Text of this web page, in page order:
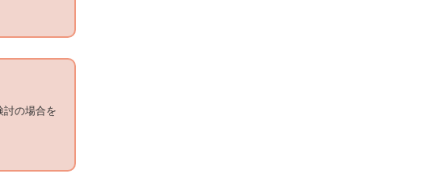
討の場合を